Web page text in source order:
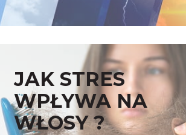
JAK STRES
WPŁYWA NA
WŁOSY ?